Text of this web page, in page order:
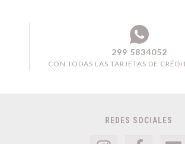
299 5834052
CON TODAS LAS TARJETAS DE
REDES SOCIALES